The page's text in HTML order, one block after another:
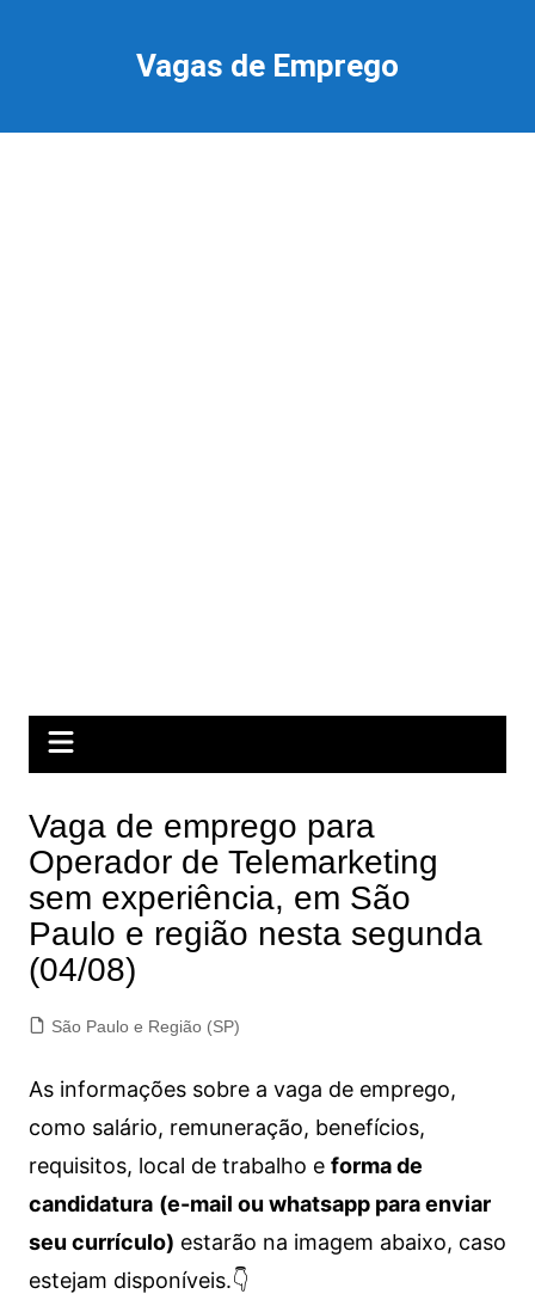
Vagas de Emprego
Vaga de emprego para
Operador de Telemarketing
sem experiência, em São
Paulo e região nesta segunda
(04/08)
São Paulo e Região (SP)
As informações sobre a vaga de emprego,
como salário, remuneração, benefícios,
requisitos, local de trabalho e forma de
candidatura (e-mail ou whatsapp para enviar
seu currículo) estarão na imagem abaixo, caso
estejam disponíveis.👇